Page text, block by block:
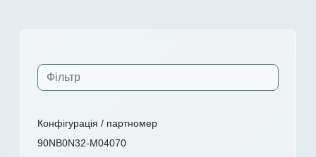
Конфігурація / партномер
90NB0N32-M04070